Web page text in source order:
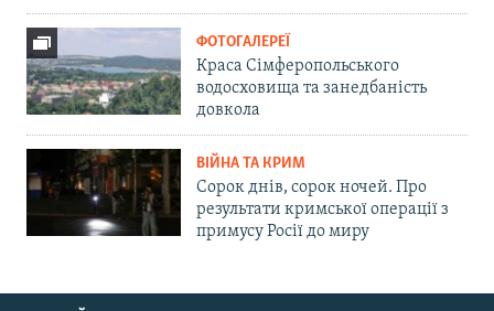
ФОТОГАЛЕРЕЇ
Краса Сімферопольського
водосховища та занедбаність
довкола
ВІЙНА ТА КРИМ
Сорок днів, сорок ночей. Про
результати кримської операції з
примусу Росії до миру